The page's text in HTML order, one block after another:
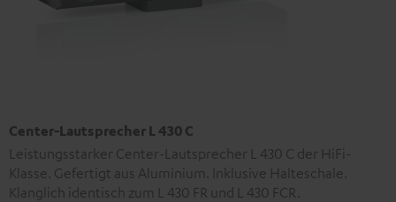
Center-Lautsprecher L 430 C
Leistungsstarker Center-Lautsprecher L 430 C der HiFi-
Klasse. Gefertigt aus Aluminium. Inklusive Halteschale.
Klanglich identisch zum L 430 FR und L 430 FCR.